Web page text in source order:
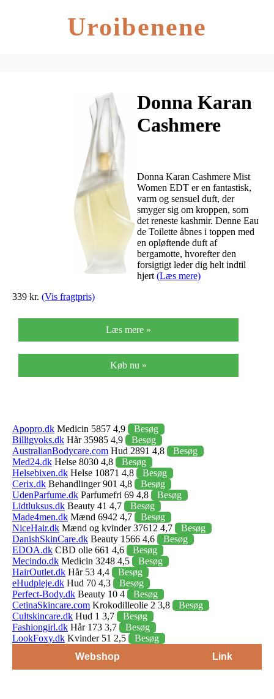
Uroibenene
Donna Karan
Cashmere
EDT 30 ml
Donna Karan Cashmere Mist
Women EDT er en fantastisk,
varm og sensuel duft, der
smyger sig om kroppen, som
det reneste kashmir. Denne Eau
de Toilette åbnes i toppen med
en opløftende duft af
bergamotte, hvorefter den
forsigtigt leder dig helt indtil
hjert (Læs mere)
339 kr. (Vis fragtpris)
Læs mere »
Køb nu »
Apopro.dk Medicin 5857 4,9
Besøg
Billigvoks.dk Hår 35985 4,9
Besøg
AustralianBodycare.com Hud 2891 4,8
Besøg
Med24.dk Helse 8030 4,8
Besøg
Helsebixen.dk Helse 10871 4,8
Besøg
Cerix.dk Behandlinger 901 4,8
Besøg
UdenParfume.dk Parfumefri 69 4,8
Besøg
Lidtluksus.dk Beauty 41 4,7
Besøg
Made4men.dk Mænd 6942 4,7
Besøg
NiceHair.dk Mænd og kvinder 37612 4,7
Besøg
DanishSkinCare.dk Beauty 1566 4,6
Besøg
EDOA.dk CBD olie 661 4,6
Besøg
Mecindo.dk Medicin 3248 4,5
Besøg
HairOutlet.dk Hår 53 4,4
Besøg
eHudpleje.dk Hud 70 4,3
Besøg
Perfect-Body.dk Beauty 10 4
Besøg
CetinaSkincare.com Krokodilleolie 2 3,8
Besøg
Cultskincare.dk Hud 1 3,7
Besøg
Fashiongirl.dk Hår 173 3,7
Besøg
LookFoxy.dk Kvinder 51 2,5
Besøg
Webshop
Link